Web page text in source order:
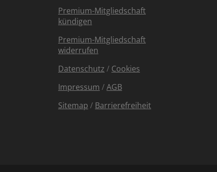
Premium-Mitgliedschaft
kündigen
Premium-Mitgliedschaft
widerrufen
Datenschutz / Cookies
Impressum /AGB
Sitemap / Barrierefreiheit